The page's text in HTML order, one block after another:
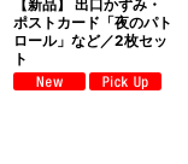
【新品】 出口かずみ・
ポストカード「夜のパト
ロール」など／2枚セッ
ト